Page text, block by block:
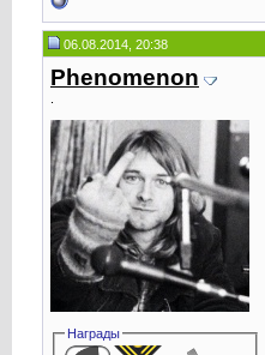
06.08.2014, 20:38
Phenomenоn
Награды